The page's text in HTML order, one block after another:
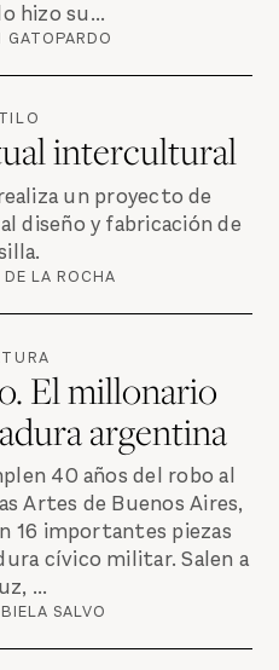
hizo su...
GATOPARDO
intercultural
un proyecto de
diseño y fabricación de
LA ROCHA
El millonario
argentina
40 años del robo al
Artes de Buenos Aires,
16 importantes piezas
cívico militar. Salen a
...
SALVO